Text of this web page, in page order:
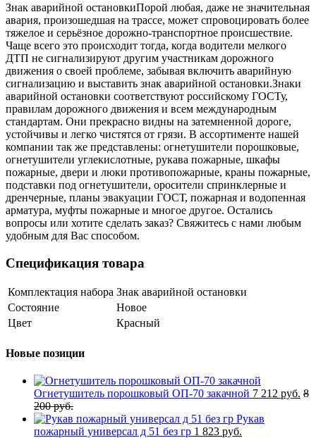
Знак аварийной остановкиПорой любая, даже не значительная
авария, произошедшая на трассе, может спровоцировать более
тяжелое и серьёзное дорожно-транспортное происшествие.
Чаще всего это происходит тогда, когда водители мелкого
ДТП не сигнализируют другим участникам дорожного
движения о своей проблеме, забывая включить аварийную
сигнализацию и выставить знак аварийной остановки.Знаки
аварийной остановки соответствуют российскому ГОСТу,
правилам дорожного движения и всем международным
стандартам. Они прекрасно видны на затемненной дороге,
устойчивы и легко чистятся от грязи. В ассортименте нашей
компании так же представлены: огнетушители порошковые,
огнетушители углекислотные, рукава пожарные, шкафы
пожарные, двери и люки противопожарные, краны пожарные,
подставки под огнетушители, оросители спринклерные и
дренчерные, планы эвакуации ГОСТ, пожарная и водопенная
арматура, муфты пожарные и многое другое. Остались
вопросы или хотите сделать заказ? Свяжитесь с нами любым
удобным для Вас способом.
Спецификация товара
Комплектация набора Знак аварийной остановки
Состояние
Новое
Цвет
Красный
Новые позиции
Огнетушитель порошковый ОП-70 закачной 7 212 руб. 8
200 руб.
Рукав
пожарный универсал д 51 без гр 1 823 руб.